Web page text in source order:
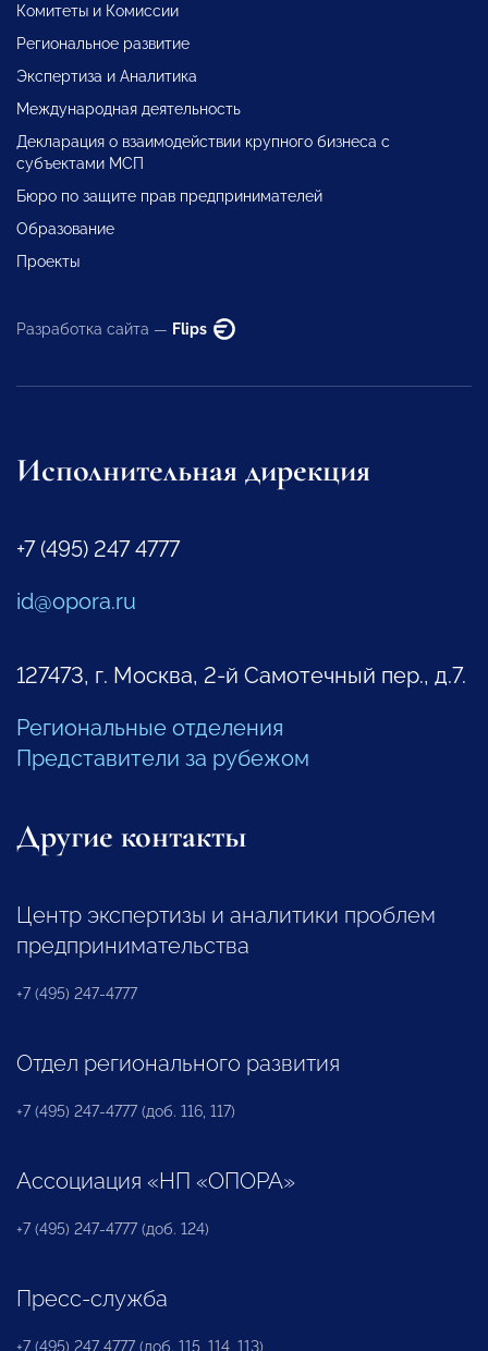
Комитеты и Комиссии
Региональное развитие
Экспертиза и Аналитика
Международная деятельность
Декларация о взаимодействии крупного бизнеса с
субъектами МСП
Бюро по защите прав предпринимателей
Образование
Проекты
Разработка сайта — Flips
Исполнительная дирекция
+7 (495) 247 4777
id@opora.ru
127473, г. Москва, 2-й Самотечный пер., д.7.
Региональные отделения
Представители за рубежом
Другие контакты
Центр экспертизы и аналитики проблем
предпринимательства
+7 (495) 247-4777
Отдел регионального развития
+7 (495) 247-4777 (доб. 116, 117)
Ассоциация «НП «ОПОРА»
+7 (495) 247-4777 (доб. 124)
Пресс-служба
+7 (495) 247 4777 (доб. 115, 114, 113)